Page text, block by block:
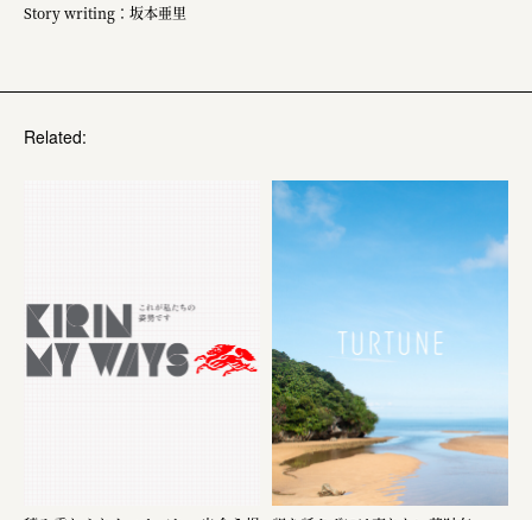
Story writing：坂本亜里
Related: